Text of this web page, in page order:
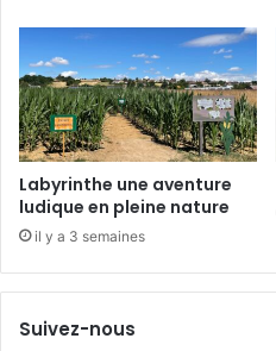
a
d
à
P
o
n
c
é
s
r
i
e
u
s
e
sLabyrinthe une aventure
ludique en pleine nature
il y a 3 semaines
Suivez-nous